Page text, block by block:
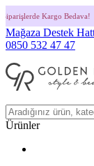
•
Mağaza Destek
0850 532 47 47
Ürünler